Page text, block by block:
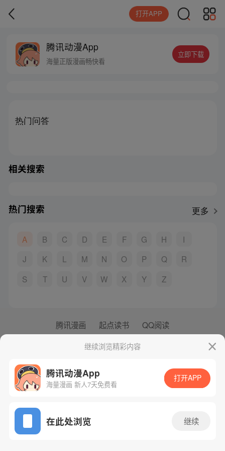
打开APP
腾讯动漫App
海量正版漫画畅快看
立即下载
热门问答
相关搜索
热门搜索 更多
A B C D E F G H
I
J
K L M N O P Q
R
S
T U V W X Y Z
继续浏览精彩内容
腾讯动漫App
海量漫画 新人7天免费看
打开APP
在此处浏览 继续
腾讯漫画 起点读书 QQ阅读
网站备案/许可证号：粤B2-20090059-5